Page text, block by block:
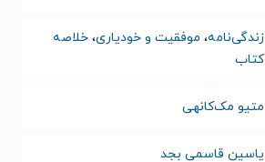
زندگی‌نامه، موفقیت و خودیاری، خلاصه
کتاب
متیو مک‌کانهی
یاسین قاسمی بجد